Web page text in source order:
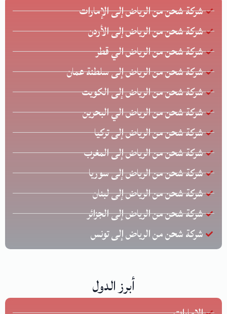
شركة شحن من الرياض إلى الإمارات
شركة شحن من الرياض إلى الأردن
شركة شحن من الرياض الي قطر
شركة شحن من الرياض إلى سلطنة عمان
شركة شحن من الرياض إلى الكويت
شركة شحن من الرياض الي البحرين
شركة شحن من الرياض إلى تركيا
شركة شحن من الرياض إلى المغرب
شركة شحن من الرياض إلى سوريا
شركة شحن من الرياض إلى لبنان
شركة شحن من الرياض إلى الجزائر
شركة شحن من الرياض إلى تونس
أبرز الدول